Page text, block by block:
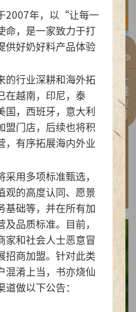
一键拨号
草以“有料品类之王”拿
2007年，以“让每一
命，是一家致力于打
供好奶好料产品体验
的行业深耕和海外拓
在越南，印尼，泰
国，西班牙，意大利
盟门店，后续也将积
，有序拓展海内外业
采用多项标准甄选，
观的高度认同、愿景
基础等，并在所有加
品质标准。目前，
家和社会人士恶意冒
招商加盟。针对此类
混淆上当，书亦烧仙
道做以下公告：